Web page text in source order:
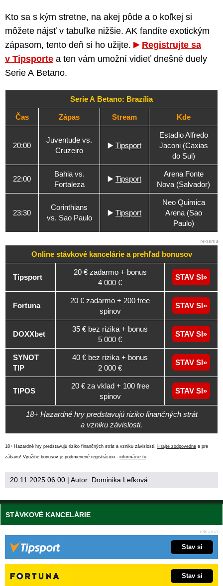
Kto sa s kým stretne, na akej pôde a o koľkej si
môžete nájsť v tabuľke nižšie. AK fandíte exotickým
zápasom, tento deň si ho užijte.
Registrujte sa
v Tipsporte a ten vám umožní vidieť dnešné duely
Serie A Betano.
Serie A Betano: Brazília
Čas Zápas Stream Kde
20:00
Juventude vs.
Cruzeiro
▶️ Tipsport
Estadio Alfredo
Jaconi (Caxias
do Sul)
22:00
Bahia vs.
Fortaleza
▶️ Tipsport
Arena Fonte
Nova (Salvador)
23:30
Corinthians
vs. Sao Paulo
▶️ Tipsport
Neo Quimica
Arena (Sao
Paulo)
Online stávkové kancelárie a prehľad bonusov
Tipsport
20 € zadarmo + bonus
4 000 €
STAV SI
Fortuna
20 € zadarmo + 200 free
spinov
STAV SI
DOXXbet
35 € bez rizika + bonus
5 000 €
STAV SI
SYNOT
TIP
40 € bez rizika + bonus
2 000 €
STAV SI
TIPOS
20 € za vklad + 100 free
spinov
STAV SI
18+ Hazardné hry predstavujú riziko finančných strát
a vzniku závislosti.
18+ Hazardné hry predstavujú riziko finančných strát a vzniku závislosti. Hrajte zodpovedne a pre
zábavu! Využitie bonusov je podmienené registráciou - informácie tu
20.11.2025 06:00 | Autor: Dominika Lefková
STÁVKOVÉ KANCELÁRIE
Stav si
Stav si